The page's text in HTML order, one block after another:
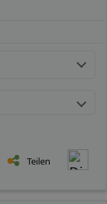
Teilen